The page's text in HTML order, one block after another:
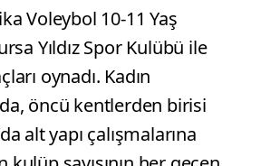
Voleybol 10-11 Yaş
Yıldız Spor Kulübü ile
oynadı. Kadın
öncü kentlerden birisi
alt yapı çalışmalarına